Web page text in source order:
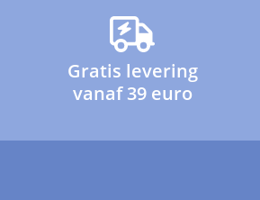
Gratis levering
vanaf 39 euro